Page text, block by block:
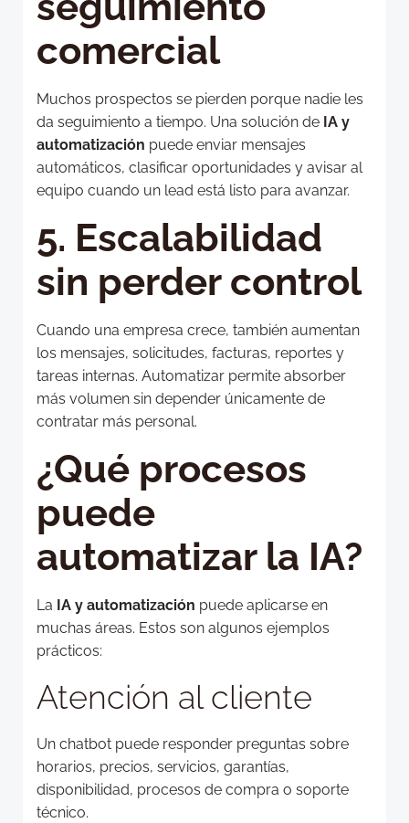
comercial
Muchos prospectos se pierden porque nadie les
da seguimiento a tiempo. Una solución de IA y
automatización puede enviar mensajes
automáticos, clasificar oportunidades y avisar al
equipo cuando un lead está listo para avanzar.
5. Escalabilidad
sin perder control
Cuando una empresa crece, también aumentan
los mensajes, solicitudes, facturas, reportes y
tareas internas. Automatizar permite absorber
más volumen sin depender únicamente de
contratar más personal.
¿Qué procesos
puede
automatizar la IA?
La IA y automatización puede aplicarse en
muchas áreas. Estos son algunos ejemplos
prácticos:
Atención al cliente
Un chatbot puede responder preguntas sobre
horarios, precios, servicios, garantías,
disponibilidad, procesos de compra o soporte
técnico.